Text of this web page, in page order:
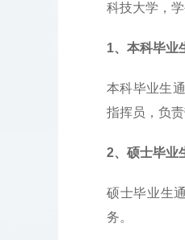
科技大学，
1、本科毕业
本科毕业生
指挥员，负
2、硕士毕业
硕士毕业生
务。